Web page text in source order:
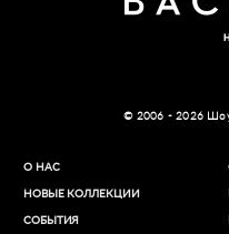
© 2006 - 2026
О НАС
НОВЫЕ КОЛЛЕКЦИИ
СОБЫТИЯ